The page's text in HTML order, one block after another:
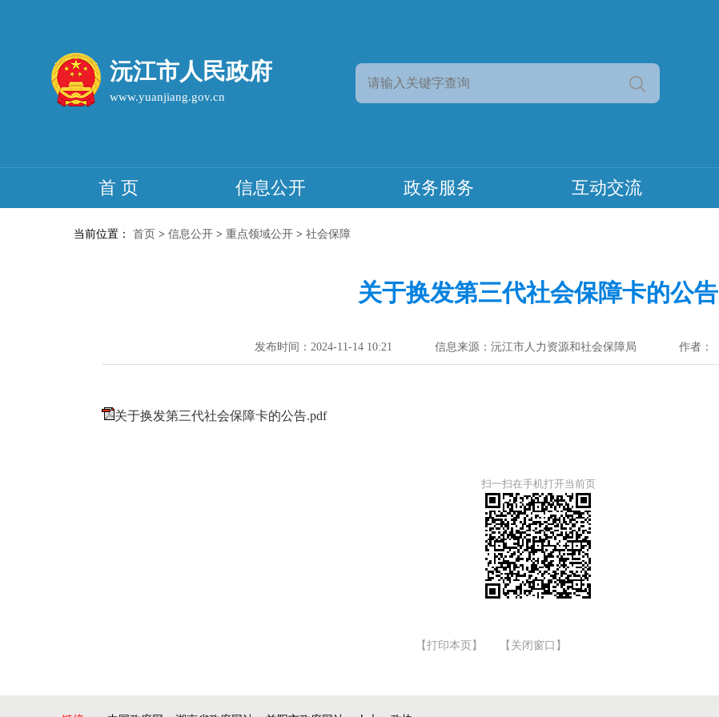
沅江市人民政府
首 页 信息公开 政务服务 互动交流
当前位置： 首页 > 信息公开 > 重点领域公开 > 社会保障
关于换发第三代社会保障卡的公告
发布时间：2024-11-14 10:21 信息来源：沅江市人力资源和社会保障局 作者：
关于换发第三代社会保障卡的公告.pdf
扫一扫在手机打开当前页
【打印本页】 【关闭窗口】